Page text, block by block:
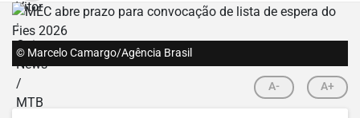
© Marcelo Camargo/Agência Brasil
A- A+